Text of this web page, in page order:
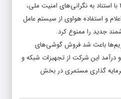
جمهور وقت آمریکا، در سال ۲۰۱۹ با استناد به نگرانی‌های امنیت ملی،
و استفاده هواوی از سیستم عامل
جدید را ممنوع کرد.
باعث شد فروش گوشی‌های
این شرکت از تجهیزات شبکه و
گذاری مستمری در بخش